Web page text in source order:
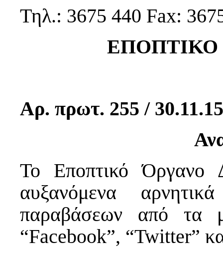
Τηλ.: 3675 440 Fax:
ΕΠΟΠΤΙΚΟ
Αρ. πρωτ. 255 /
Το Εποπτικό Όργανο
αυξανόμενα
παραβάσεων από τα
“Facebook”, “Twitter”